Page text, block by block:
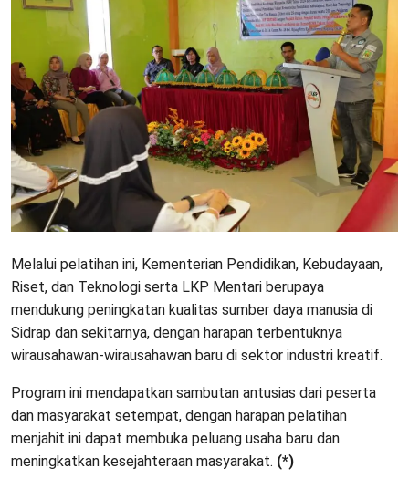
Melalui pelatihan ini, Kementerian Pendidikan, Kebudayaan,
Riset, dan Teknologi serta LKP Mentari berupaya
mendukung peningkatan kualitas sumber daya manusia di
Sidrap dan sekitarnya, dengan harapan terbentuknya
wirausahawan-wirausahawan baru di sektor industri kreatif.
Program ini mendapatkan sambutan antusias dari peserta
dan masyarakat setempat, dengan harapan pelatihan
menjahit ini dapat membuka peluang usaha baru dan
meningkatkan kesejahteraan masyarakat. (*)